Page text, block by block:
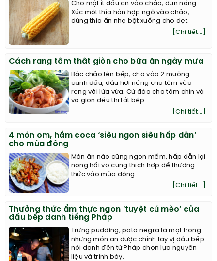
Cho một ít dầu ăn vào chảo, đun nóng.
Xúc một thìa hỗn hợp ngô vào chảo,
dùng thìa ấn nhẹ bột xuống cho dẹt.
[Chi tiết...]
Cách rang tôm thật giòn cho bữa ăn ngày mưa
Bắc chảo lên bếp, cho vào 2 muỗng
canh dầu, dầu hơi nóng cho tôm vào
rang với lửa vừa. Cứ đảo cho tôm chín và
vỏ giòn đều thì tắt bếp.
[Chi tiết...]
4 món om, hầm coca ‘siêu ngon siêu hấp dẫn’
cho mùa đông
Món ăn nào cũng ngon mềm, hấp dẫn lại
nóng hổi vô cùng thích hợp để thưởng
thức vào mùa đông.
[Chi tiết...]
Thưởng thức ẩm thực ngon ‘tuyệt cú mèo’ của
đầu bếp danh tiếng Pháp
Trứng pudding, pata negra là một trong
những món ăn được chính tay vị đầu bếp
nổi danh đến từ Pháp chọn lựa nguyên
liệu và trình bày.